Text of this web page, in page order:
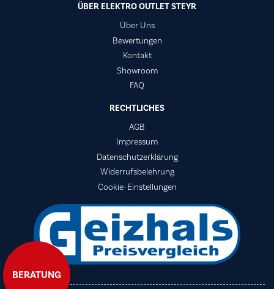
BERATUNG
ÜBER ELEKTRO OUTLET STEYR
Über Uns
Bewertungen
Kontakt
Showroom
FAQ
RECHTLICHES
AGB
Impressum
Datenschutzerklärung
Widerrufsbelehrung
Cookie-Einstellungen